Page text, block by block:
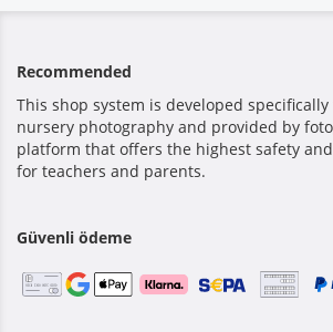
Recommended
This shop system is developed
nursery photography and provided by
platform that offers the highest safety
for teachers and parents.
Güvenli ödeme